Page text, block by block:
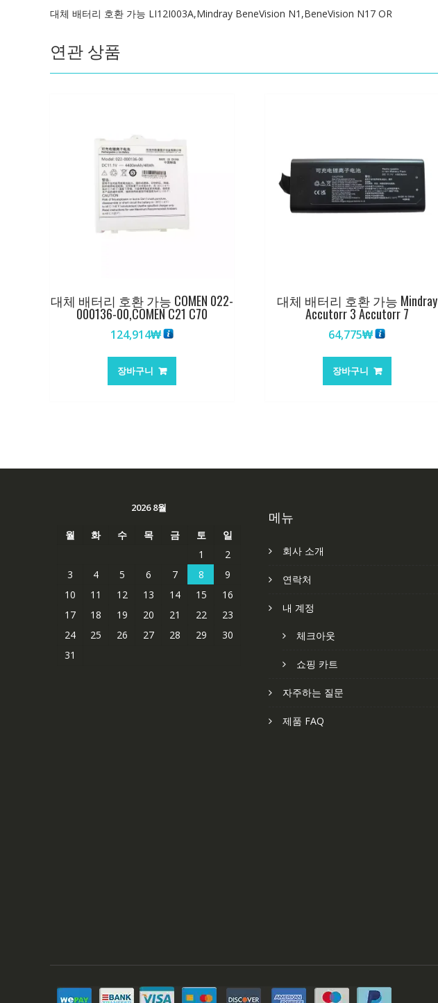
대체 배터리 호환 가능 LI12I003A,Mindray BeneVision N1,BeneVision N17 OR
연관 상품
대체 배터리 호환 가능 COMEN 022-
000136-00,COMEN C21 C70
124,914₩
장바구니
대체 배터리 호환 가능 Mindray
Accutorr 3 Accutorr 7
64,775₩
장바구니
2026 8월
월 화 수 목 금 토
일
1
2
3
4 5 6 7 8
9
10
11 12 13 14 15
16
17
18 19 20 21 22
23
24
25 26 27 28 29
30
31
메뉴
회사 소개
연락처
내 계정
체크아웃
쇼핑 카트
자주하는 질문
제품 FAQ